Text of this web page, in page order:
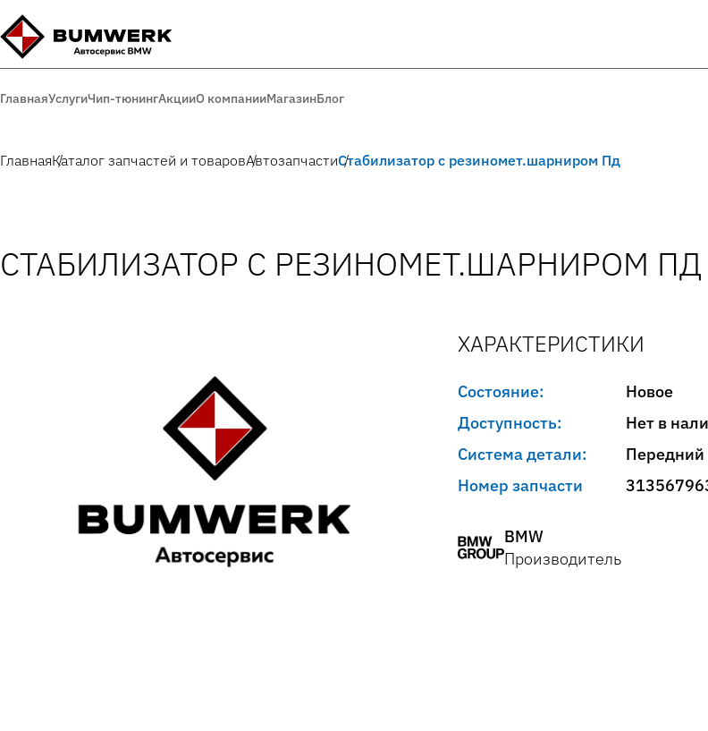
ГлавнаяУслугиЧип-тюнингАкцииО компанииМагазинБлог
ГлавнаяКаталог запчастей и товаровАвтозапчастиСтабилизатор с резиномет.шарниром Пд
СТАБИЛИЗАТОР С РЕЗИНОМЕТ.ШАРНИРОМ ПД
ХАРАКТЕРИСТИКИ
Состояние:
Новое
Доступность:
Нет в
Система детали:
Передний
Номер запчасти
BMW
Производитель